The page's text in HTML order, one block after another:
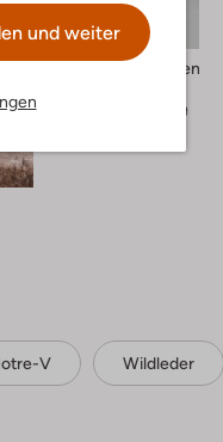
und weiter
-40%
Selected Women
€ 47,99
V Wildleder